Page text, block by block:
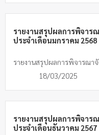
รายงานสรุปผลการพิจาร
ประจำเดือนมกราคม 2568
รายงานสรุปผลการพิจารณา
18/03/2025
รายงานสรุปผลการพิจาร
ประจำเดือนธันวาคม 2567